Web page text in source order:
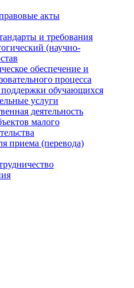
акты
и требования
(научно-
обеспечение и
процесса
обучающихся
услуги
деятельность
малого
приема (перевода)